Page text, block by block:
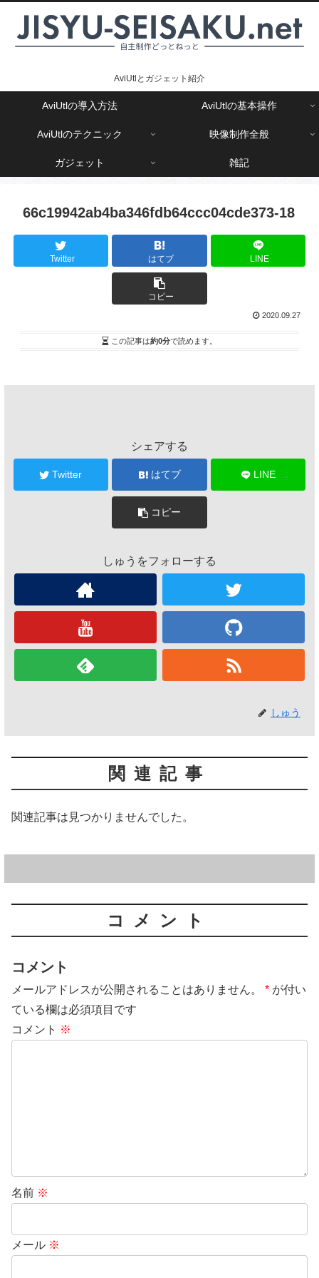
AviUtlとガジェット紹介
AviUtlの導入方法 AviUtlの基本操作
AviUtlのテクニック 映像制作全般
ガジェット 雑記
66c19942ab4ba346fdb64ccc04cde373-18
Twitter はてブ LINE
コピー
2020.09.27
この記事は約0分で読めます。
シェアする
Twitter はてブ LINE
コピー
しゅうをフォローする
しゅう
関連記事
関連記事は見つかりませんでした。
コメント
コメント
メールアドレスが公開されることはありません。 * が付い
ている欄は必須項目です
コメント ※
名前 ※
メール ※